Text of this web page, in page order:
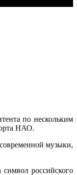
по нескольким
НАО.
музыки,
символ российского